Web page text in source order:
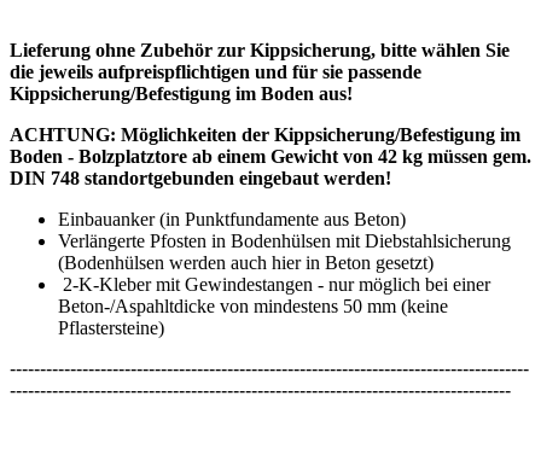
Lieferung ohne Zubehör zur Kippsicherung, bitte wählen Sie
die jeweils aufpreispflichtigen und für sie passende
Kippsicherung/Befestigung im Boden aus!
ACHTUNG: Möglichkeiten der Kippsicherung/Befestigung im
Boden - Bolzplatztore ab einem Gewicht von 42 kg müssen gem.
DIN 748 standortgebunden eingebaut werden!
Einbauanker (in Punktfundamente aus Beton)
Verlängerte Pfosten in Bodenhülsen mit Diebstahlsicherung
(Bodenhülsen werden auch hier in Beton gesetzt)
2-K-Kleber mit Gewindestangen - nur möglich bei einer
Beton-/Aspahltdicke von mindestens 50 mm (keine
Pflastersteine)
--------------------------------------------------------------------------------------
-----------------------------------------------------------------------------------